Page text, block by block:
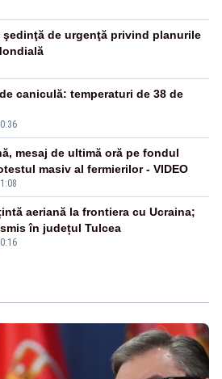
şedinţă de urgenţă privind planurile
caniculă: temperaturi de 38 de
mesaj de ultimă oră pe fondul
masiv al fermierilor - VIDEO
aeriană la frontiera cu Ucraina;
în județul Tulcea